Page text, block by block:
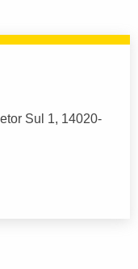
Sul 1, 14020-